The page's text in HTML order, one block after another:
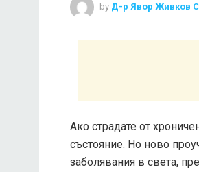
by Д-р Явор Живков
Ако страдате от
състояние. Но ново
заболявания в света,